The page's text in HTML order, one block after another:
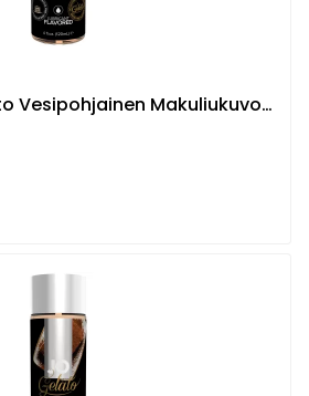
Makuliukuvoide 120 ml - Kirkas